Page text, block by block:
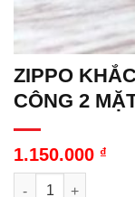
ZIPPO
CÔNG 2
1.150.000 ₫
Số lượng